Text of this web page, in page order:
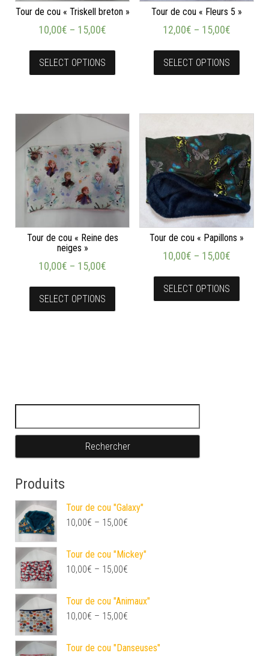
Tour de cou « Triskell breton »
10,00€ – 15,00€
SELECT OPTIONS
Tour de cou « Fleurs 5 »
12,00€ – 15,00€
SELECT OPTIONS
Tour de cou « Reine des
neiges »
10,00€ – 15,00€
SELECT OPTIONS
Tour de cou « Papillons »
10,00€ – 15,00€
SELECT OPTIONS
Produits
Tour de cou "Galaxy"
10,00€ – 15,00€
Tour de cou "Mickey"
10,00€ – 15,00€
Tour de cou "Animaux"
10,00€ – 15,00€
Tour de cou "Danseuses"